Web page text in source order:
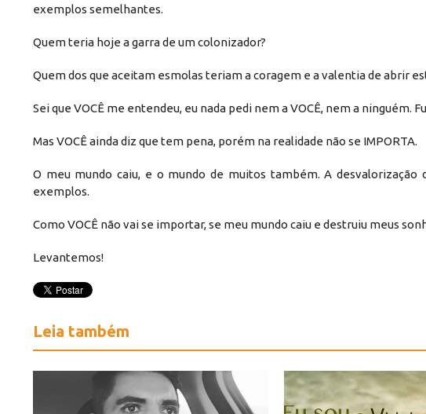
exemplos semelhantes.
Quem teria hoje a garra de um colonizador?
Quem dos que aceitam esmolas teriam a coragem e a valentia de abrir
Sei que VOCÊ me entendeu, eu nada pedi nem a VOCÊ, nem a ninguém.
Mas VOCÊ ainda diz que tem pena, porém na realidade não se IMPORTA.
O meu mundo caiu, e o mundo de muitos também. A
exemplos.
Como VOCÊ não vai se importar, se meu mundo caiu e destruiu meus
Levantemos!
Leia também